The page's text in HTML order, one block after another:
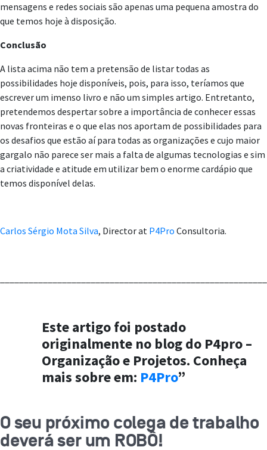
mensagens e redes sociais são apenas uma pequena amostra do
que temos hoje à disposição.
Conclusão
A lista acima não tem a pretensão de listar todas as
possibilidades hoje disponíveis, pois, para isso, teríamos que
escrever um imenso livro e não um simples artigo. Entretanto,
pretendemos despertar sobre a importância de conhecer essas
novas fronteiras e o que elas nos aportam de possibilidades para
os desafios que estão aí para todas as organizações e cujo maior
gargalo não parece ser mais a falta de algumas tecnologias e sim
a criatividade e atitude em utilizar bem o enorme cardápio que
temos disponível delas.
Carlos Sérgio Mota Silva, Director at P4Pro Consultoria.
Este artigo foi postado
originalmente no blog do P4pro –
Organização e Projetos. Conheça
mais sobre em: P4Pro”
O seu próximo colega de trabalho
deverá ser um ROBÔ!